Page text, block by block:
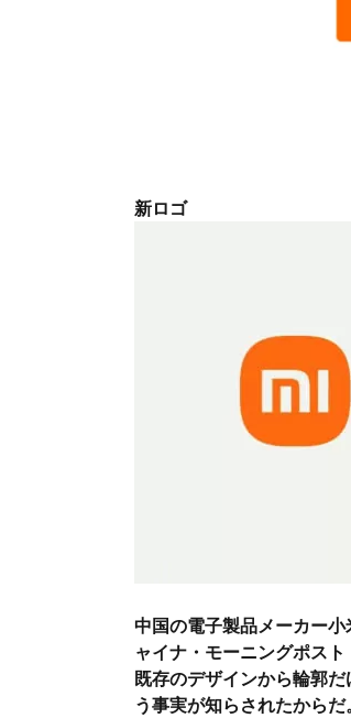
新ロゴ
中国の電子製品メーカー
ャイナ・モーニングポスト
既存のデザインから輪郭
う事実が知らされたからだ